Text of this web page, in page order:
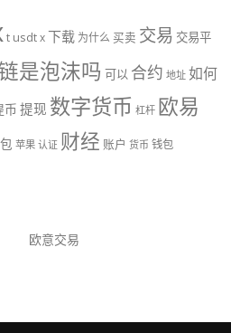
t usdtx下载 为什么 买卖 交易 交易平
是泡沫吗 可以 合约 地址 如何
币 提现 数字货币 杠杆 欧易
苹果 认证 财经 账户 货币 钱包
欧意交易